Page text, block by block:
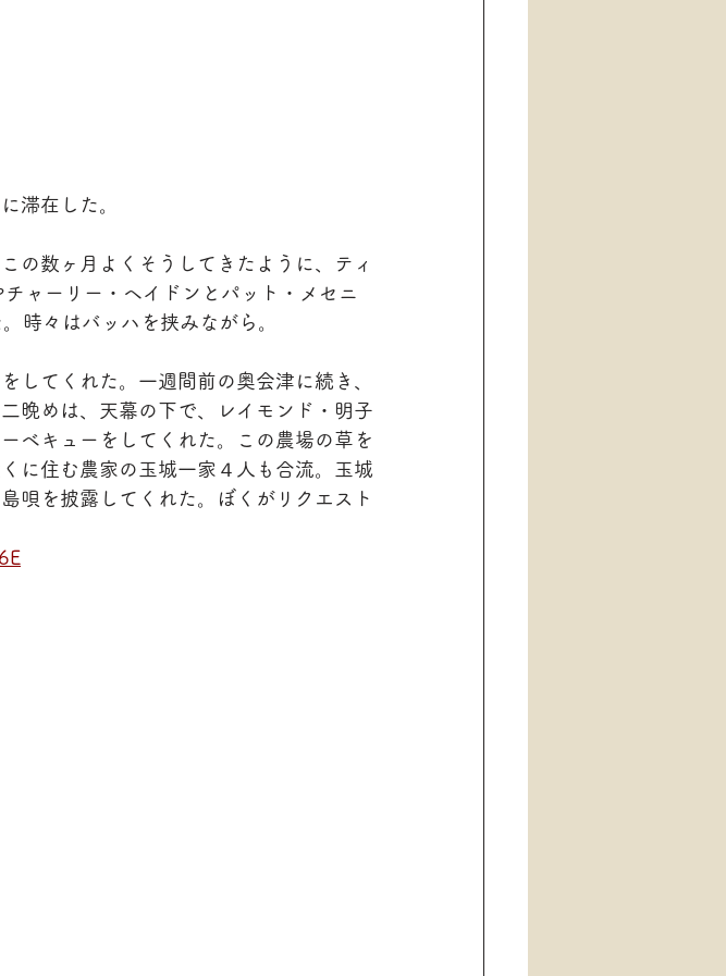
滞在した。
の数ヶ月よくそうしてきたように、ティ
ャーリー・ヘイドンとパット・メセニ
時々はバッハを挟みながら。
してくれた。一週間前の奥会津に続き、
晩めは、天幕の下で、レイモンド・明子
ベキューをしてくれた。この農場の草を
に住む農家の玉城一家４人も合流。玉城
唄を披露してくれた。ぼくがリクエスト